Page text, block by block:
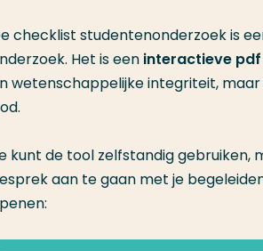
checklist studentenonderzoek is
Het is een interactieve pdf
wetenschappelijke integriteit,
kunt de tool zelfstandig gebruiken,
aan te gaan met je